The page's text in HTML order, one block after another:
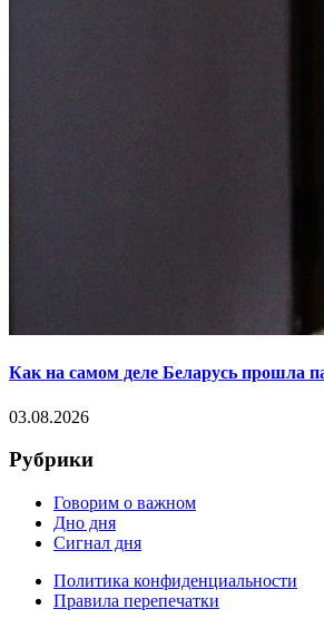
Как на самом деле Беларусь прошла
03.08.2026
Рубрики
Говорим о важном
Дно дня
Сигнал дня
Политика конфиденциальности
Правила перепечатки